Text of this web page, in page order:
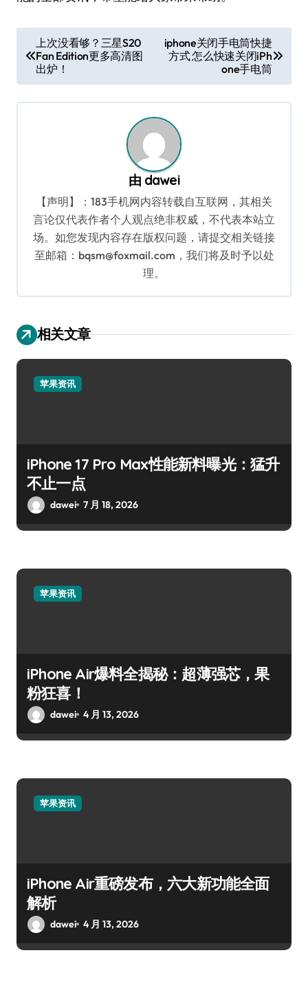
章
导
航
上次没看够？三星S20
Fan Edition更多高清图
出炉！
iphone关闭手电筒快捷
方式 怎么快速关闭iPh
one手电筒
由 dawei
【声明】：183手机网内容转载自互联网，其相关
言论仅代表作者个人观点绝非权威，不代表本站立
场。如您发现内容存在版权问题，请提交相关链接
至邮箱：bqsm@foxmail.com，我们将及时予以处
理。
相关文章
苹果资讯
iPhone 17 Pro Max性能新料曝光：猛升
不止一点
dawei 7 月 18, 2026
苹果资讯
iPhone Air爆料全揭秘：超薄强芯，果
粉狂喜！
dawei 4 月 13, 2026
苹果资讯
iPhone Air重磅发布，六大新功能全面
解析
dawei 4 月 13, 2026